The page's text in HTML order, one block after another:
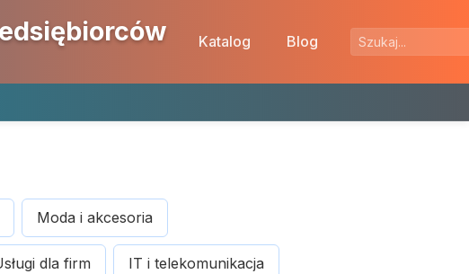
Katalog Blog
Moda i akcesoria
dla firm IT i telekomunikacja